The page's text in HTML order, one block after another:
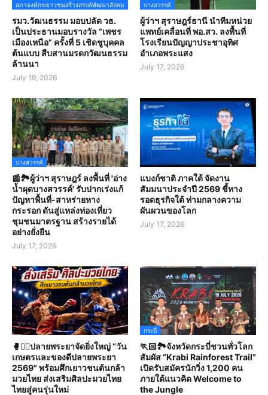
สภาองค์กรเยาวชนสร้างสรรค์พัฒนาสังคม
รมว.วัฒนธรรม มอบปลัด วธ.
เป็นประธานมอบรางวัล “เพชร
เมืองเหนือ” ครั้งที่ 5 เชิดชูบุคคล
ต้นแบบ สืบสานมรดกวัฒนธรรม
ล้านนา
July 19, 2026
บางสวรรค์
ผู้ว่าฯ สุราษฎร์ธานี นำทีมหน่วย
แพทย์เคลื่อนที่ พอ.สว. ลงพื้นที่
โรงเรียนปัญญาประชาอุทิศ
อำเภอพระแสง
July 17, 2026
บางสวรรค์
📰🏞️ผู้ว่าฯ สุราษฎร์ ลงพื้นที่ 'อ่าง
น้ำผุดบางสวรรค์' รับปากเร่งแก้
ปัญหาพื้นที่-สาหร่ายหาง
กระรอก ดันสู่แหล่งท่องเที่ยว
ชุมชนมาตรฐาน สร้างรายได้
อย่างยั่งยืน
July 17, 2026
แบงก์ชาติ ภาคใต้ จัดงาน
สัมมนาประจำปี 2569 ชี้ทาง
รอดธุรกิจใต้ ท่ามกลางความ
ผันผวนของโลก
July 17, 2026
🥊🤼‍♀️ปลายพระยาจัดยิ่งใหญ่ “วัน
เกษตรและของดีปลายพระยา
2569” พร้อมศึกเยาวชนต้นกล้า
มวยไทย ส่งเสริมศิลปะมวยไทย
ไทยสู่คนรุ่นใหม่
กระบี่
🏃🏻🏞️จังหวัดกระบี่ชวนทั่วโลก
สัมผัส “Krabi Rainforest Trail”
เปิดรับสมัครนักวิ่ง 1,200 คน
ภายใต้แนวคิด Welcome to
the Jungle